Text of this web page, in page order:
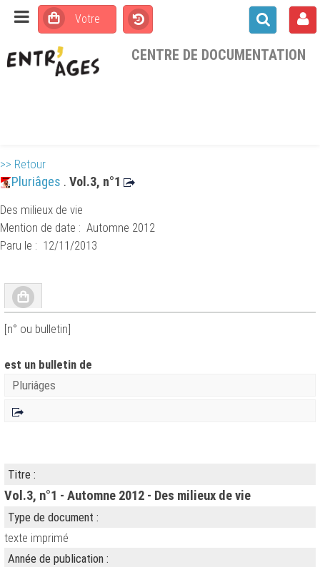
CENTRE DE DOCUMENTATION
>> Retour
Pluriâges . Vol.3, n°1
Des milieux de vie
Mention de date : Automne 2012
Paru le : 12/11/2013
[n° ou bulletin]
est un bulletin de
Pluriâges
Titre :
Vol.3, n°1 - Automne 2012 - Des milieux de vie
Type de document :
texte imprimé
Année de publication :